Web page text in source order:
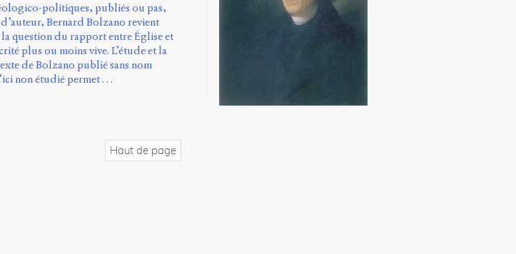
politiques, publiés ou pas,
d’auteur, Bernard Bolzano revient
question du rapport entre Église et
plus ou moins vive. L’étude et la
de Bolzano publié sans nom
non étudié permet …
Haut de page